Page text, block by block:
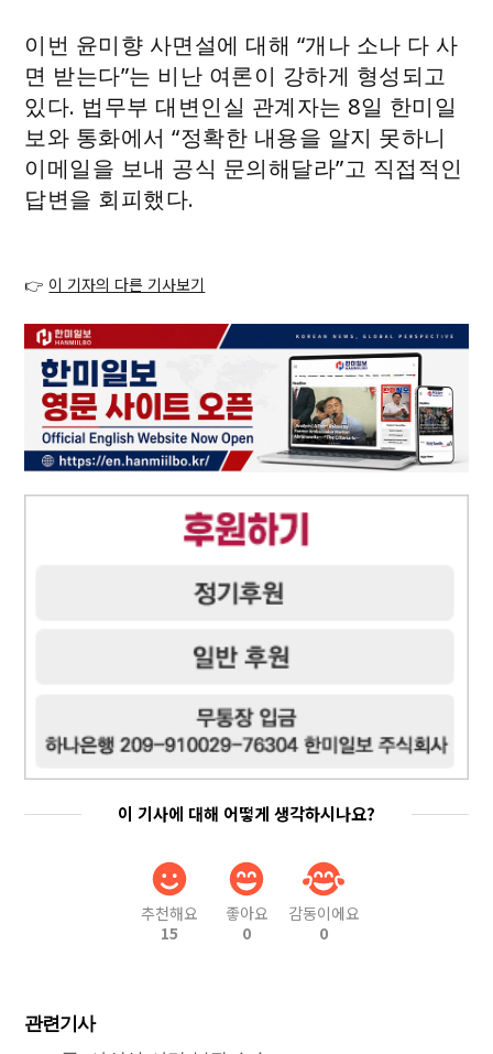
이번 윤미향 사면설에 대해 “개나 소나 다 사
면 받는다”는 비난 여론이 강하게 형성되고
있다. 법무부 대변인실 관계자는 8일 한미일
보와 통화에서 “정확한 내용을 알지 못하니
이메일을 보내 공식 문의해달라”고 직접적인
답변을 회피했다.
👉 이 기자의 다른 기사보기
이 기사에 대해 어떻게 생각하시나요?
추천해요
15
좋아요
0
감동이에요
0
관련기사